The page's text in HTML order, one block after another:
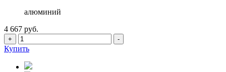
алюминий
4 667 руб.
+ -
Купить